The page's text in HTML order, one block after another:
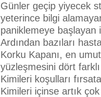
Günler geçip yiyecek
yeterince bilgi
paniklemeye başlayan
Ardından bazıları
Korku Kapanı, en
yüzleşmesini dört
Kimileri koşulları
Kimileri içinse artık